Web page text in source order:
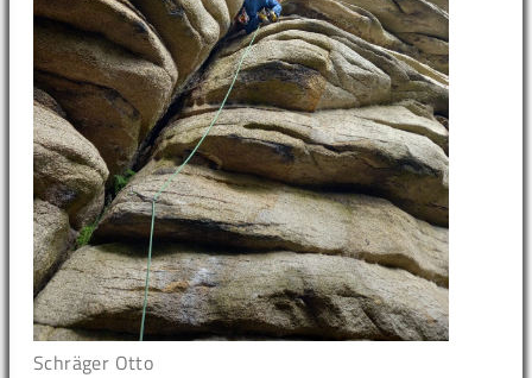
Schräger Otto